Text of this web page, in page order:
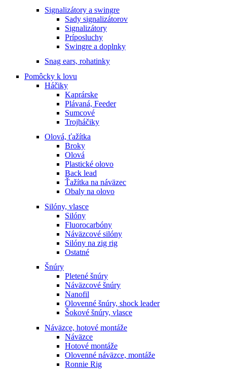
Signalizátory a swingre
Sady signalizátorov
Signalizátory
Príposluchy
Swingre a doplnky
Snag ears, rohatinky
Pomôcky k lovu
Háčiky
Kaprárske
Plávaná, Feeder
Sumcové
Trojháčiky
Olová, ťažítka
Broky
Olová
Plastické olovo
Back lead
Ťažítka na náväzec
Obaly na olovo
Silóny, vlasce
Silóny
Fluorocarbóny
Náväzcové silóny
Silóny na zig rig
Ostatné
Šnúry
Pletené šnúry
Náväzcové šnúry
Nanofil
Olovenné šnúry, shock leader
Šokové šnúry, vlasce
Náväzce, hotové montáže
Náväzce
Hotové montáže
Olovenné náväzce, montáže
Ronnie Rig